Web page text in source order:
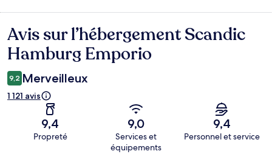
Avis
Avis sur l’hébergement Scandic
Hamburg Emporio
9,2 Merveilleux
1 121 avis
9,4
Propreté
9,0
Services et
équipements
9,4
Personnel et service